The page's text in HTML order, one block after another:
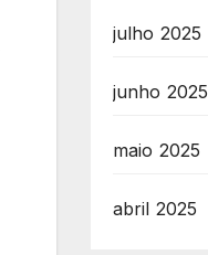
julho 2025
junho 2025
maio 2025
abril 2025